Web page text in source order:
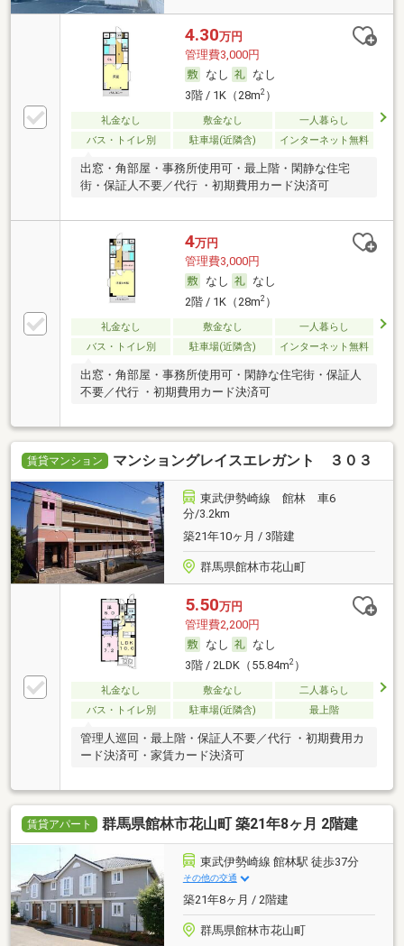
4.30万円
管理費3,000円
なし
なし
3階 / 1K（28m2）
礼金なし 敷金なし
一人暮らし
バス・トイレ別
駐車場(近隣含) インターネット無料
出窓・角部屋・事務所使用可・最上階・閑静な住宅
街・保証人不要／代行 ・初期費用カード決済可
4万円
管理費3,000円
なし
なし
2階 / 1K（28m2）
礼金なし 敷金なし
一人暮らし
バス・トイレ別
駐車場(近隣含) インターネット無料
出窓・角部屋・事務所使用可・閑静な住宅街・保証人
不要／代行 ・初期費用カード決済可
賃貸マンション マンショングレイスエレガント ３０３
東武伊勢崎線 館林 車6
分/3.2km
築21年10ヶ月 / 3階建
群馬県館林市花山町
5.50万円
管理費2,200円
なし
なし
3階 / 2LDK（55.84m2）
礼金なし 敷金なし
二人暮らし
バス・トイレ別
駐車場(近隣含) 最上階
管理人巡回・最上階・保証人不要／代行 ・初期費用カ
ード決済可・家賃カード決済可
賃貸アパート 群馬県館林市花山町 築21年8ヶ月 2階建
東武伊勢崎線 館林駅 徒歩37分
その他の交通
築21年8ヶ月 / 2階建
群馬県館林市花山町